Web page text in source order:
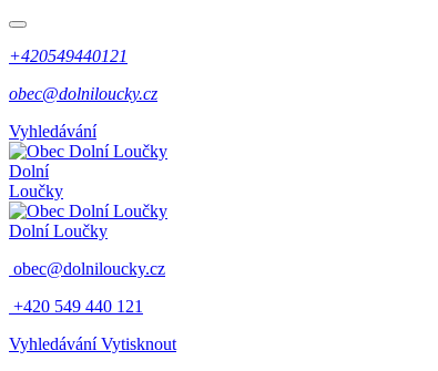
+420549440121
obec@dolniloucky.cz
Vyhledávání
Dolní
Loučky
Dolní Loučky
obec@dolniloucky.cz
+420 549 440 121
Vyhledávání Vytisknout